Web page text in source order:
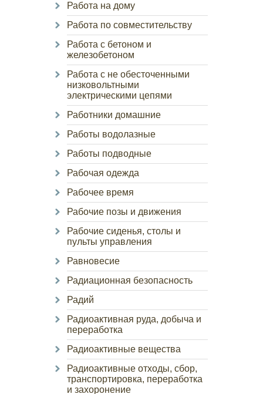
Работа на дому
Работа по совместительству
Работа с бетоном и
железобетоном
Работа с не обесточенными
низковольтными
электрическими цепями
Работники домашние
Работы водолазные
Работы подводные
Рабочая одежда
Рабочее время
Рабочие позы и движения
Рабочие сиденья, столы и
пульты управления
Равновесие
Радиационная безопасность
Радий
Радиоактивная руда, добыча и
переработка
Радиоактивные вещества
Радиоактивные отходы, сбор,
транспортировка, переработка
и захоронение